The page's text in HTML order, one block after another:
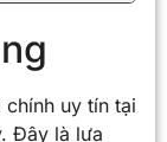
uy tín tại
Đây là lựa